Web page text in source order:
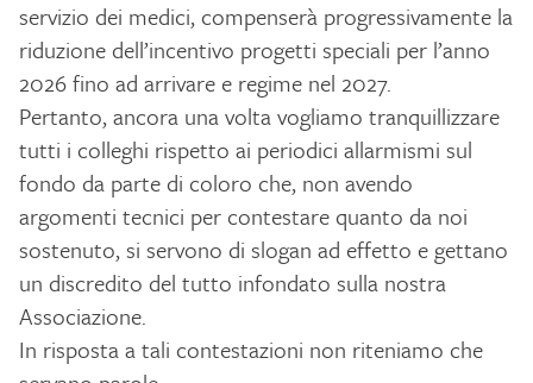
servizio dei medici, compenserà progressivamente la
riduzione dell’incentivo progetti speciali per l’anno
2026 fino ad arrivare e regime nel 2027.
Pertanto, ancora una volta vogliamo tranquillizzare
tutti i colleghi rispetto ai periodici allarmismi sul
fondo da parte di coloro che, non avendo
argomenti tecnici per contestare quanto da noi
sostenuto, si servono di slogan ad effetto e gettano
un discredito del tutto infondato sulla nostra
Associazione.
In risposta a tali contestazioni non riteniamo che